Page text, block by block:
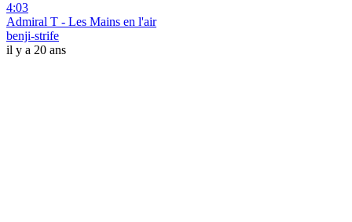
4:03
Admiral T - Les Mains en l'air
benji-strife
il y a 20 ans